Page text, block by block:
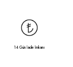
14 Gün İade İmkanı